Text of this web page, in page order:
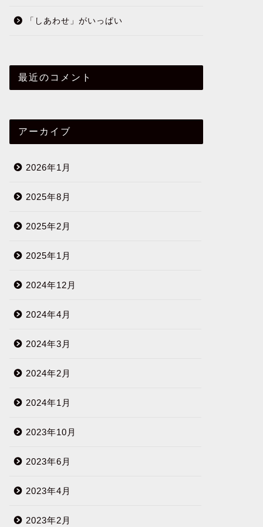
「しあわせ」がいっぱい
最近のコメント
アーカイブ
2026年1月
2025年8月
2025年2月
2025年1月
2024年12月
2024年4月
2024年3月
2024年2月
2024年1月
2023年10月
2023年6月
2023年4月
2023年2月